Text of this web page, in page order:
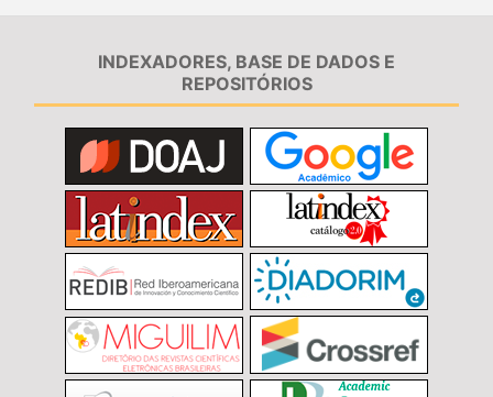
INDEXADORES, BASE DE DADOS E
REPOSITÓRIOS